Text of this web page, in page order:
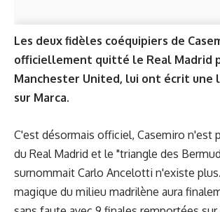
Les deux fidèles coéquipiers de
officiellement quitté le Real Madrid
Manchester United, lui ont écrit
sur Marca.
C'est désormais officiel, Casemiro n'est
du Real Madrid et le "triangle des
surnommait Carlo Ancelotti n'existe
magique du milieu madrilène aura